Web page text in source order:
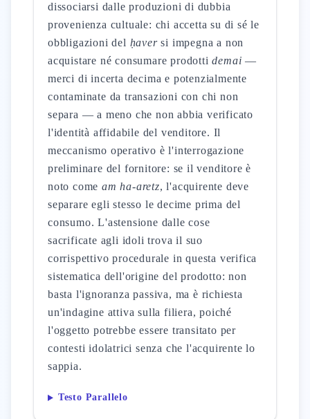
dissociarsi dalle produzioni di dubbia
provenienza cultuale: chi accetta su di sé le
obbligazioni del ḥaversi impegna a non
acquistare né consumare prodottidemai —
merci di incerta decima e potenzialmente
contaminate da transazioni con chi non
separa — a meno che non abbia verificato
l'identità affidabile del venditore. Il
meccanismo operativo è l'interrogazione
preliminare del fornitore: se il venditore è
noto comeam ha-aretz, l'acquirente deve
separare egli stesso le decime prima del
consumo. L'astensione dalle cose
sacrificate agli idoli trova il suo
corrispettivo procedurale in questa verifica
sistematica dell'origine del prodotto: non
basta l'ignoranza passiva, ma è richiesta
un'indagine attiva sulla filiera, poiché
l'oggetto potrebbe essere transitato per
contesti idolatrici senza che l'acquirente lo
sappia.
Testo Parallelo